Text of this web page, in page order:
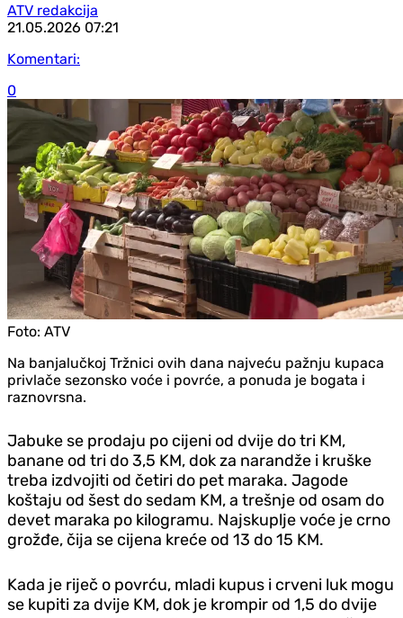
ATV redakcija
21.05.2026 07:21
Komentari:
0
Foto: ATV
Na banjalučkoj Tržnici ovih dana najveću pažnju kupaca
privlače sezonsko voće i povrće, a ponuda je bogata i
raznovrsna.
Jabuke se prodaju po cijeni od dvije do tri KM,
banane od tri do 3,5 KM, dok za narandže i kruške
treba izdvojiti od četiri do pet maraka. Jagode
koštaju od šest do sedam KM, a trešnje od osam do
devet maraka po kilogramu. Najskuplje voće je crno
grožđe, čija se cijena kreće od 13 do 15 KM.
Kada je riječ o povrću, mladi kupus i crveni luk mogu
se kupiti za dvije KM, dok je krompir od 1,5 do dvije